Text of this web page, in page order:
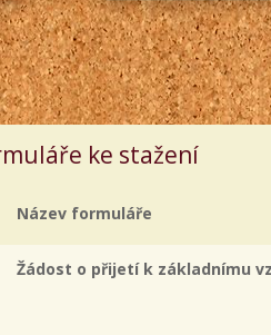
ke stažení
Název formuláře
Žádost o přijetí k základnímu